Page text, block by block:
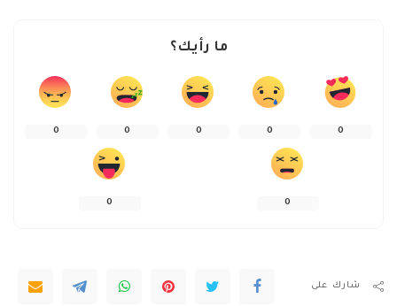
ما رأيك؟
0
0
0
0
0
0
0
شارك على